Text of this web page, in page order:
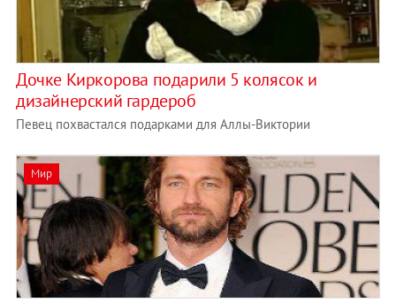
Дочке Киркорова подарили 5 колясок и
дизайнерский гардероб
Певец похвастался подарками для Аллы-Виктории
Мир